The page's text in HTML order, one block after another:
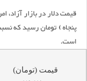
است.
قیمت (تومان)